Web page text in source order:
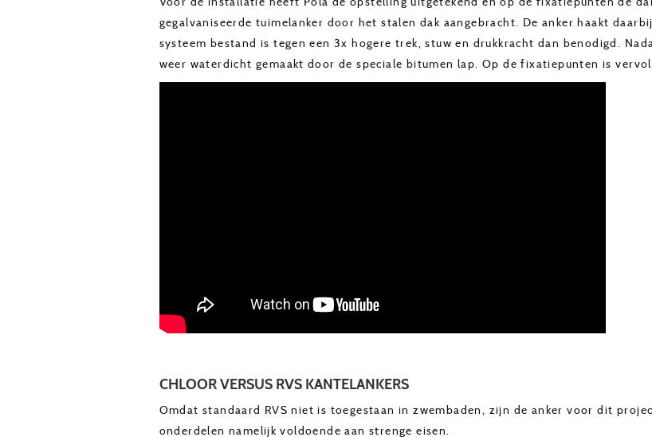
gegalvaniseerde tuimelanker door het stalen dak aangebracht. De anker haakt
systeem bestand is tegen een 3x hogere trek, stuw en drukkracht dan benodigd.
weer waterdicht gemaakt door de speciale bitumen lap. Op de fixatiepunten is
CHLOOR VERSUS RVS KANTELANKERS
Omdat standaard RVS niet is toegestaan in zwembaden, zijn de anker voor dit
onderdelen namelijk voldoende aan strenge eisen.